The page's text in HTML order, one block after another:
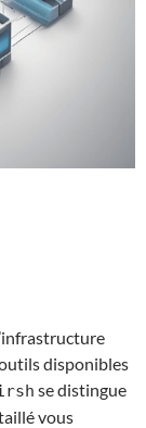
disponibles
se distingue
vous